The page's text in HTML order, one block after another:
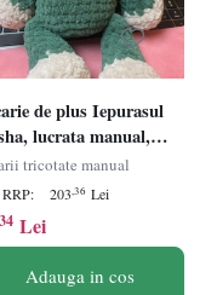
de plus Iepurasul
lucrata manual,
textil, verde, 39
tricotate manual
203,36 Lei
Lei
Adauga in cos